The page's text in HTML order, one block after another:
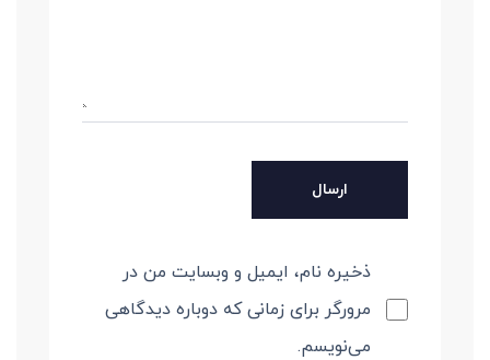
ذخیره نام، ایمیل و وبسایت من در
مرورگر برای زمانی که دوباره دیدگاهی
می‌نویسم.